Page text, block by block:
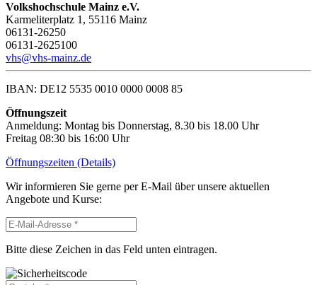
Volkshochschule Mainz e.V.
Karmeliterplatz 1, 55116 Mainz
06131-26250
06131-2625100
vhs@vhs-mainz.de
IBAN: DE12 5535 0010 0000 0008 85
Öffnungszeit
Anmeldung: Montag bis Donnerstag, 8.30 bis 18.00 Uhr
Freitag 08:30 bis 16:00 Uhr
Öffnungszeiten (Details)
Wir informieren Sie gerne per E-Mail über unsere aktuellen
Angebote und Kurse:
Bitte diese Zeichen in das Feld unten eintragen.